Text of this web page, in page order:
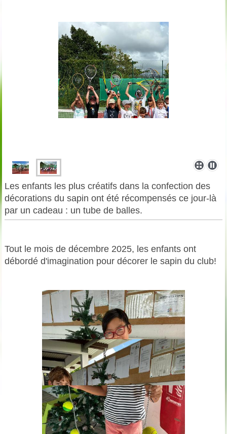
Les enfants les plus créatifs dans la confection des
décorations du sapin ont été récompensés ce jour-là
par un cadeau : un tube de balles.
Tout le mois de décembre 2025, les enfants ont
débordé d'imagination pour décorer le sapin du club!